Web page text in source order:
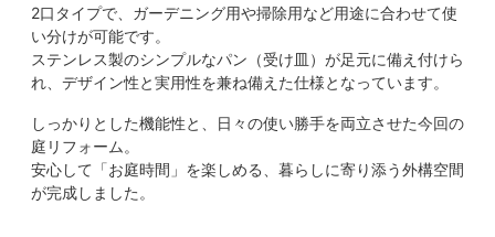
2口タイプで、ガーデニング用や掃除用など用途に合わせて使
い分けが可能です。
ステンレス製のシンプルなパン（受け皿）が足元に備え付けら
れ、デザイン性と実用性を兼ね備えた仕様となっています。
しっかりとした機能性と、日々の使い勝手を両立させた今回の
庭リフォーム。
安心して「お庭時間」を楽しめる、暮らしに寄り添う外構空間
が完成しました。